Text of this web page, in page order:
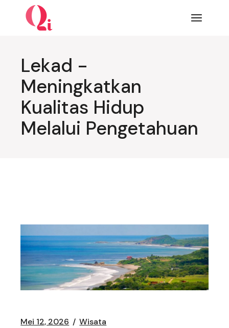
konten
Lekad -
Meningkatkan
Kualitas Hidup
Melalui Pengetahuan
Mei 12, 2026 Wisata